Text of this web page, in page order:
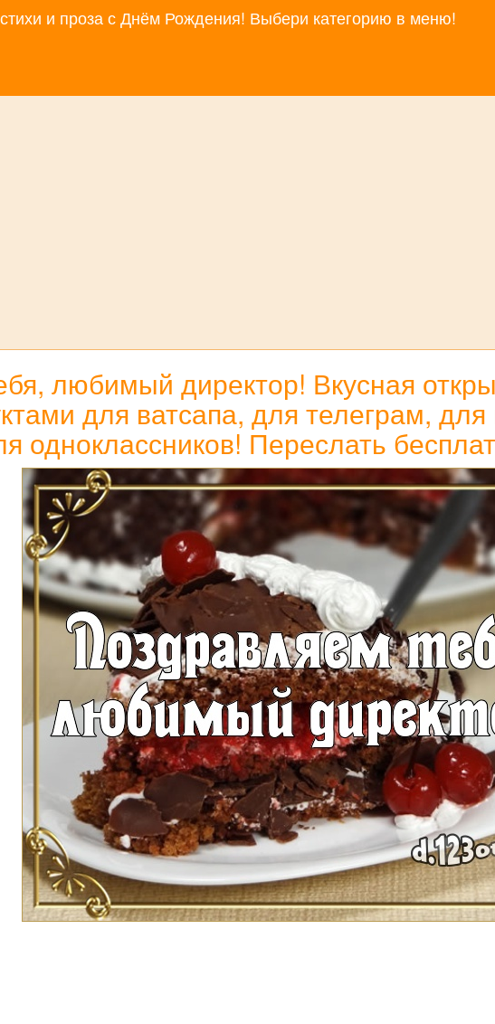
и проза с Днём Рождения! Выбери категорию в меню!
любимый директор! Вкусная
для ватсапа, для телеграм,
одноклассников! Переслать